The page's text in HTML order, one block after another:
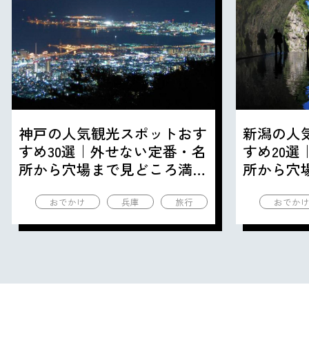
神戸の人気観光スポットおす
すめ30選｜外せない定番・名
所から穴場まで見どころ満載
おでかけ 兵庫 旅行
新潟の人
すめ20選
所から穴
おでか